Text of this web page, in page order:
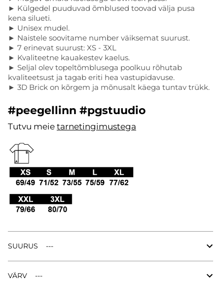
► Külgedel puuduvad õmblused toovad välja pusa
kena silueti.
► Unisex mudel.
► Naistele soovitame number väiksemat suurust.
► 7 erinevat suurust: XS - 3XL
► Kvaliteetne kauakestev kaelus.
► Seljal olev topeltõmblusega poolkuu rõhutab
kvaliteetsust ja tagab eriti hea vastupidavuse.
► 3D Brick on kõrgem ja mõnusalt käega tuntav trükk.
#peegellinn #pgstuudio
Tutvu meie tarnetingimustega
SUURUS
VÄRV